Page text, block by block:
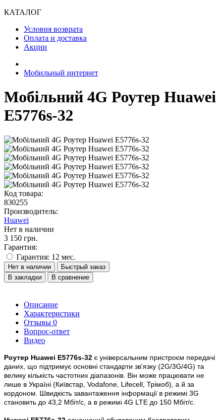
КАТАЛОГ
Условия возврата
Оплата и доставка
Акции
Мобильный интернет
Мобільний 4G Роутер Huawei
E5776s-32
Код товара:
830255
Производитель:
Huawei
Нет в наличии
3 150 грн.
Гарантия:
Гарантия: 12 мес.
Нет в наличии
Быстрый заказ
В закладки
В сравнение
Описание
Характеристики
Отзывы 0
Вопрос-ответ
Видео
Роутер Huawei E5776s-32 є універсальним пристроєм передачі
даних, що підтримує основні стандарти зв'язку (2G/3G/4G) та
велику кількість частотних діапазонів. Він може працювати не
лише в Україні (Київстар, Vodafone, Lifecell, Трімоб), а й за
кордоном. Швидкість завантаження інформації в режимі 3G
становить до 43,2 Мбіт/с, а в режимі 4G LTE до 150 Мбіт/с.